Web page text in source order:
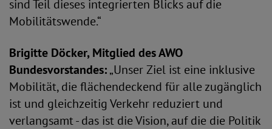
sind Teil dieses integrierten Blicks auf die
Mobilitätswende.“
Brigitte Döcker, Mitglied des AWO
Bundesvorstandes:„Unser Ziel ist eine inklusive
Mobilität, die flächendeckend für alle zugänglich
ist und gleichzeitig Verkehr reduziert und
verlangsamt - das ist die Vision, auf die die Politik